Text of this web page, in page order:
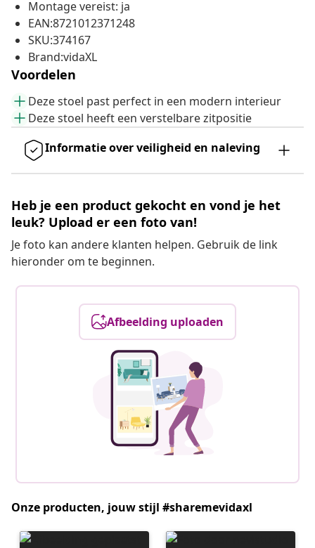
Montage vereist: ja
EAN:8721012371248
SKU:374167
Brand:vidaXL
Voordelen
Deze stoel past perfect in een modern interieur
Deze stoel heeft een verstelbare zitpositie
Informatie over veiligheid en naleving
Heb je een product gekocht en vond je het
leuk? Upload er een foto van!
Je foto kan andere klanten helpen. Gebruik de link
hieronder om te beginnen.
Afbeelding uploaden
Onze producten, jouw stijl #sharemevidaxl